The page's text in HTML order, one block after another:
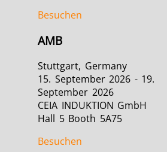
Besuchen
AMB
Stuttgart, Germany
15. September 2026 - 19.
September 2026
CEIA INDUKTION GmbH
Hall 5 Booth 5A75
Besuchen